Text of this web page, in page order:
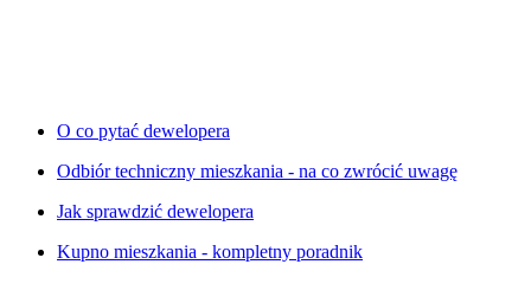
O co pytać dewelopera
Odbiór techniczny mieszkania - na co zwrócić uwagę
Jak sprawdzić dewelopera
Kupno mieszkania - kompletny poradnik